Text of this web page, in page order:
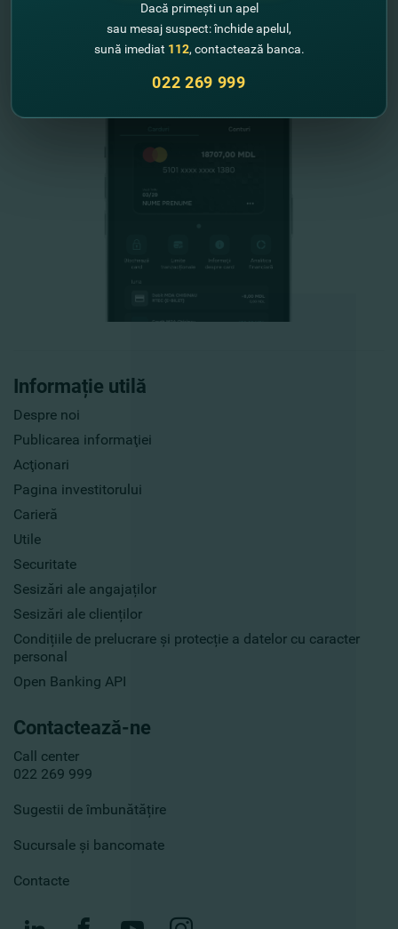
Informație utilă
Despre noi
Publicarea informaţiei
Acţionari
Pagina investitorului
Carieră
Utile
Securitate
Sesizări ale angajaților
Sesizări ale clienților
Condițiile de prelucrare și protecție a datelor cu caracter
personal
Open Banking API
Contactează-ne
Call center
022 269 999
Sugestii de îmbunătățire
Sucursale și bancomate
Contacte
Dacă primești un apel
sau mesaj suspect: închide apelul,
sună imediat 112, contactează banca.
022 269 999